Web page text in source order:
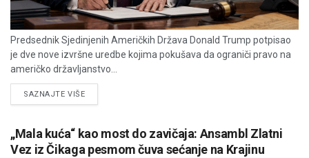
Predsednik Sjedinjenih Američkih Država Donald Trump potpisao
je dve nove izvršne uredbe kojima pokušava da ograniči pravo na
američko državljanstvo...
SAZNAJTE VIŠEDETAILS
„Mala kuća“ kao most do zavičaja: Ansambl Zlatni
Vez iz Čikaga pesmom čuva sećanje na Krajinu